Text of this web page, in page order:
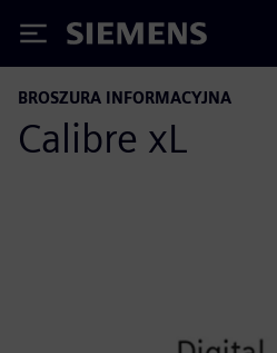
Siemens
BROSZURA INFORMACYJNA
Calibre xL